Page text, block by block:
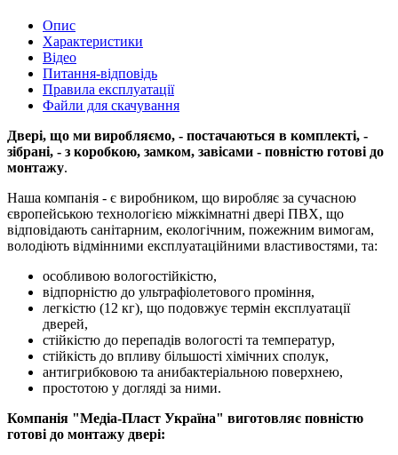
Опис
Характеристики
Відео
Питання-відповідь
Правила експлуатації
Файли для скачування
Двері, що ми виробляємо, - постачаються в комплекті, -
зібрані, - з коробкою, замком, завісами - повністю готові до
монтажу.
Наша компанія - є виробником, що виробляє за сучасною
європейською технологією міжкімнатні двері ПВХ, що
відповідають санітарним, екологічним, пожежним вимогам,
володіють відмінними експлуатаційними властивостями, та:
особливою вологостійкістю,
відпорністю до ультрафіолетового проміння,
легкістю (12 кг), що подовжує термін експлуатації
дверей,
стійкістю до перепадів вологості та температур,
стійкість до впливу більшості хімічних сполук,
антигрибковою та анибактеріальною поверхнею,
простотою у догляді за ними.
Компанія "Медіа-Пласт Україна" виготовляє повністю
готові до монтажу двері: